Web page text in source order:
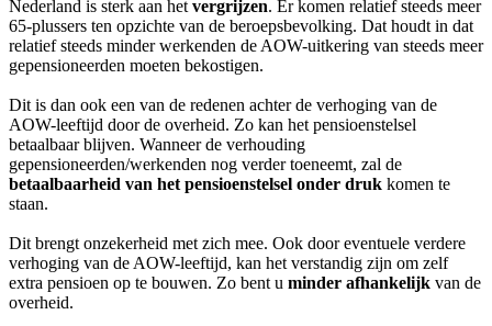
Nederland is sterk aan het vergrijzen. Er komen relatief steeds meer
65-plussers ten opzichte van de beroepsbevolking. Dat houdt in dat
relatief steeds minder werkenden de AOW-uitkering van steeds meer
gepensioneerden moeten bekostigen.
Dit is dan ook een van de redenen achter de verhoging van de
AOW-leeftijd door de overheid. Zo kan het pensioenstelsel
betaalbaar blijven. Wanneer de verhouding
gepensioneerden/werkenden nog verder toeneemt, zal de
betaalbaarheid van het pensioenstelsel onder druk komen te
staan.
Dit brengt onzekerheid met zich mee. Ook door eventuele verdere
verhoging van de AOW-leeftijd, kan het verstandig zijn om zelf
extra pensioen op te bouwen. Zo bent u minder afhankelijk van de
overheid.